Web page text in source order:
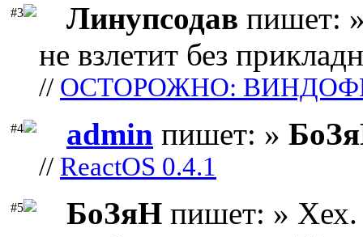
#3 Линупсодав пишет:
не взлетит без
// ОСТОРОЖНО:
#4 admin пишет: »
// ReactOS 0.4.1
#5 БоЗяН пишет: » Хех.